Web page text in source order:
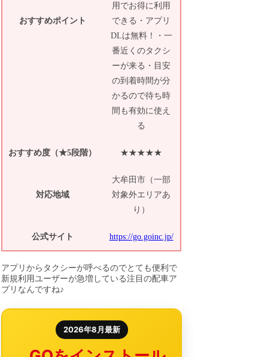
おすすめポイント
用でお得に利用
できる・アプリ
DLは無料！・一
番近くのタクシ
ーが来る・目安
の到着時間が分
かるので待ち時
間も有効に使え
る
おすすめ度（★5段階） ★★★★★
対応地域
大牟田市（一部
対象外エリアあ
り）
公式サイト https://go.goinc.jp/
アプリからタクシーが呼べるのでとても便利で
新規利用ユーザーが急増している注目の配車ア
プリなんですね♪
2026年8月最新